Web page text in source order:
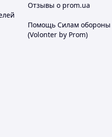
Отзывы о prom.ua
Помощь Силам обороны
(Volonter by Prom)